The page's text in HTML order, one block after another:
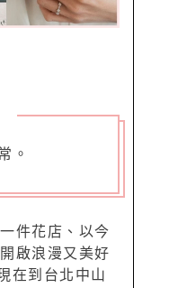
。
件花店、以今
啟浪漫又美好
在到台北中山